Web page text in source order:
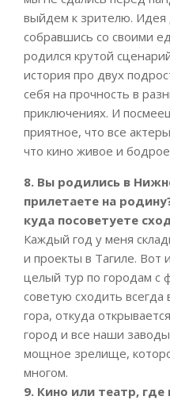
выйдем к зрителю. Идея
собравшись со своими
родился крутой
история про двух
себя на прочность в
приключениях. И
приятное, что все
что кино живое и
8. Вы родились в
прилетаете на
куда посоветуете
Каждый год у меня
и проекты в Тагиле. Вот
целый тур по городам с
советую сходить
гора, откуда
город и все наши
мощное зрелище,
многом.
9. Кино или театр,